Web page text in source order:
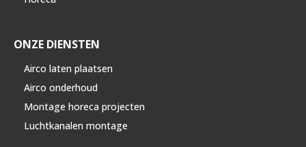
ONZE DIENSTEN
Airco laten plaatsen
Airco onderhoud
Montage horeca projecten
Luchtkanalen montage